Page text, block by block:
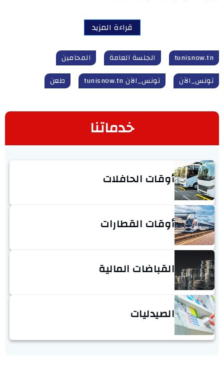
قراءة المزيد
tunisnow.tn الجلسة العامة
المحامين
تونس_الآن
تونس_الآن tunisnow.tn طعن
خدماتنا
أوقات الحافلات
أوقات القطارات
القباضات المالية
الصيدليات